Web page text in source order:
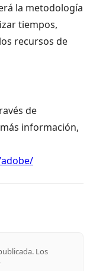
la metodología
tiempos,
recursos de
de
información,
Los